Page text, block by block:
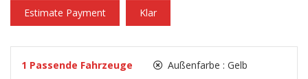
Estimate Payment Klar
1 Passende Fahrzeuge Außenfarbe : Gelb